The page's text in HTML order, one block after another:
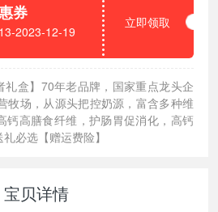
券
2023-12-19
立即领取
礼盒】70年老品牌，国家重点龙头企
牧场，从源头把控奶源，富含多种维
钙高膳食纤维，护肠胃促消化，高钙
必选【赠运费险】
宝贝详情